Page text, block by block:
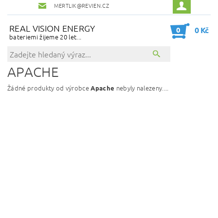
MERTLIK@REVIEN.CZ
REAL VISION ENERGY
bateriemi žijeme 20 let...
0 0 Kč
APACHE
Žádné produkty od výrobceApache nebyly nalezeny....